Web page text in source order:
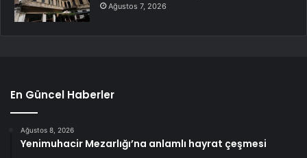
Ağustos 7, 2026
En Güncel Haberler
Ağustos 8, 2026
Yenimuhacir Mezarlığı’na anlamlı hayrat çeşmesi